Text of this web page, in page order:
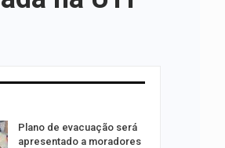
Plano de evacuação será
apresentado a moradores